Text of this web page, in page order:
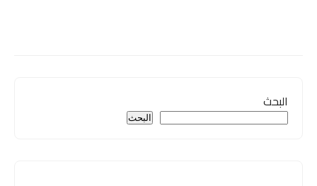
البحث
البحث